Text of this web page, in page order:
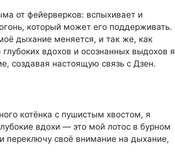
от фейерверков: вспыхивает и
который может его поддерживать.
дыхание меняется, и так же, как
вдохов и осознанных выдохов я
создавая настоящую связь с Дзен.
котёнка с пушистым хвостом, я
вдохи — это мой лотос в бурном
переключу своё внимание на дыхание,